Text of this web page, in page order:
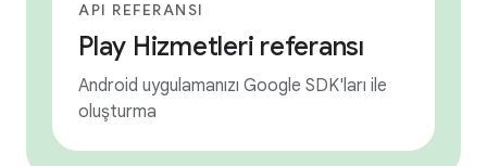
API REFERANSI
Play Hizmetleri referansı
Android uygulamanızı Google SDK'ları ile
oluşturma